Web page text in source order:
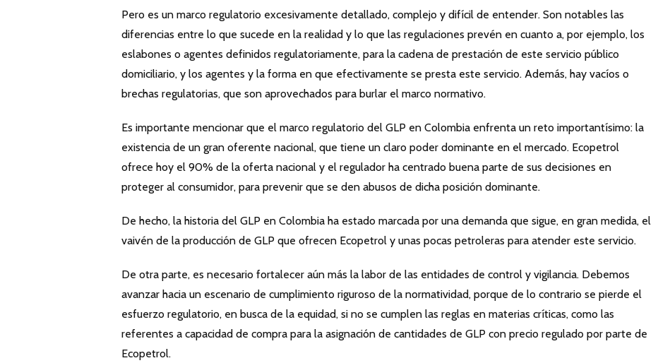
Pero es un marco regulatorio excesivamente detallado, complejo y difícil de entender. Son notables las
diferencias entre lo que sucede en la realidad y lo que las regulaciones prevén en cuanto a, por ejemplo, los
eslabones o agentes definidos regulatoriamente, para la cadena de prestación de este servicio público
domiciliario, y los agentes y la forma en que efectivamente se presta este servicio. Además, hay vacíos o
brechas regulatorias, que son aprovechados para burlar el marco normativo.
Es importante mencionar que el marco regulatorio del GLP en Colombia enfrenta un reto importantísimo: la
existencia de un gran oferente nacional, que tiene un claro poder dominante en el mercado. Ecopetrol
ofrece hoy el 90% de la oferta nacional y el regulador ha centrado buena parte de sus decisiones en
proteger al consumidor, para prevenir que se den abusos de dicha posición dominante.
De hecho, la historia del GLP en Colombia ha estado marcada por una demanda que sigue, en gran medida, el
vaivén de la producción de GLP que ofrecen Ecopetrol y unas pocas petroleras para atender este servicio.
De otra parte, es necesario fortalecer aún más la labor de las entidades de control y vigilancia. Debemos
avanzar hacia un escenario de cumplimiento riguroso de la normatividad, porque de lo contrario se pierde el
esfuerzo regulatorio, en busca de la equidad, si no se cumplen las reglas en materias críticas, como las
referentes a capacidad de compra para la asignación de cantidades de GLP con precio regulado por parte de
Ecopetrol.